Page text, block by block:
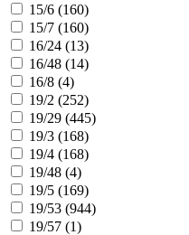
15/6 (160)
15/7 (160)
16/24 (13)
16/48 (14)
16/8 (4)
19/2 (252)
19/29 (445)
19/3 (168)
19/4 (168)
19/48 (4)
19/5 (169)
19/53 (944)
19/57 (1)